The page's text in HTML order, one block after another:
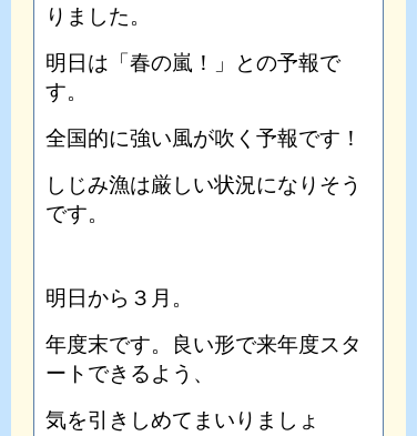
りました。
明日は「春の嵐！」との予報で
す。
全国的に強い風が吹く予報です！
しじみ漁は厳しい状況になりそう
です。
明日から３月。
年度末です。良い形で来年度スタ
ートできるよう、
気を引きしめてまいりましょ